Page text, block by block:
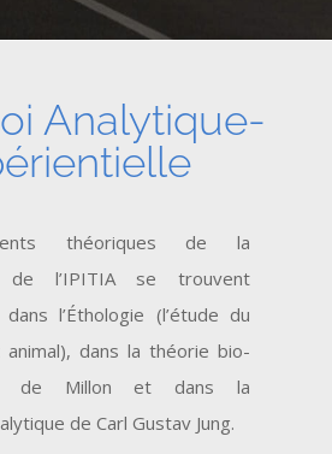
Analytique-
théoriques de la
de l’IPITIA se trouvent
l’Éthologie (l’étude du
dans la théorie bio-
de Millon et dans la
de Carl Gustav Jung.